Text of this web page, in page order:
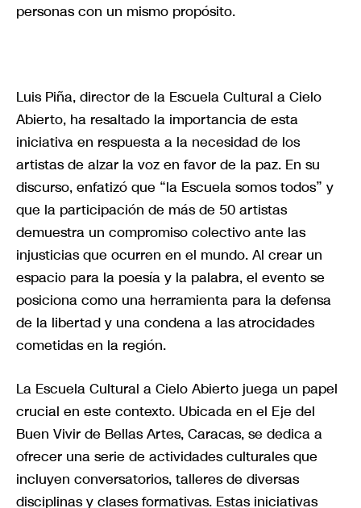
personas con un mismo propósito.
Luis Piña, director de la Escuela Cultural a Cielo
Abierto, ha resaltado la importancia de esta
iniciativa en respuesta a la necesidad de los
artistas de alzar la voz en favor de la paz. En su
discurso, enfatizó que “la Escuela somos todos” y
que la participación de más de 50 artistas
demuestra un compromiso colectivo ante las
injusticias que ocurren en el mundo. Al crear un
espacio para la poesía y la palabra, el evento se
posiciona como una herramienta para la defensa
de la libertad y una condena a las atrocidades
cometidas en la región.
La Escuela Cultural a Cielo Abierto juega un papel
crucial en este contexto. Ubicada en el Eje del
Buen Vivir de Bellas Artes, Caracas, se dedica a
ofrecer una serie de actividades culturales que
incluyen conversatorios, talleres de diversas
disciplinas y clases formativas. Estas iniciativas